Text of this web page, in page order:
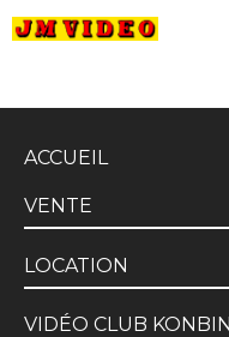
ACCUEIL
VENTE
LOCATION
VIDÉO CLUB